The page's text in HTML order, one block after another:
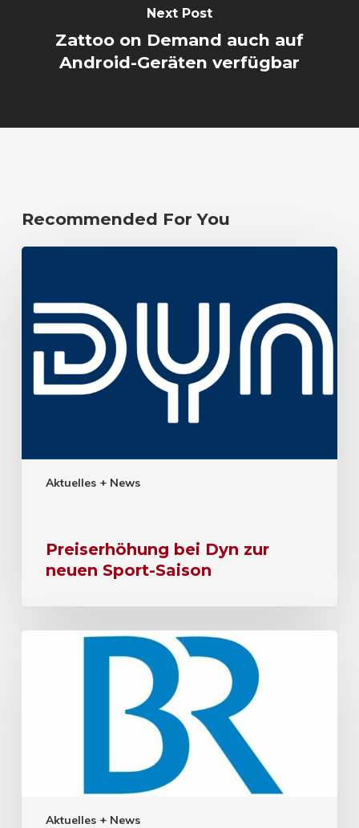
Next Post
Zattoo on Demand auch auf
Android-Geräten verfügbar
Recommended For You
Aktuelles + News
Preiserhöhung bei Dyn zur
neuen Sport-Saison
Aktuelles + News